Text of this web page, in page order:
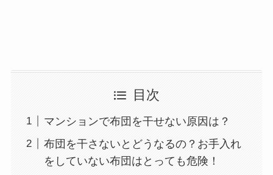
目次
マンションで布団を干せない原因は？
布団を干さないとどうなるの？お手入れ
をしていない布団はとっても危険！